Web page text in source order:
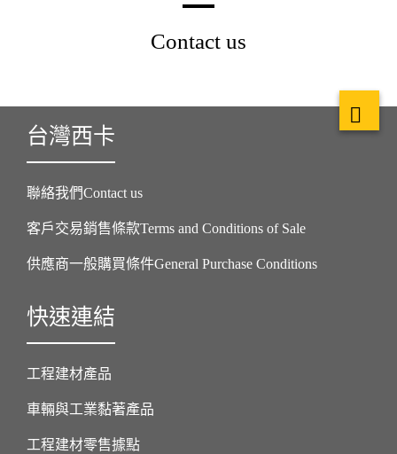
Contact us
台灣西卡
聯絡我們Contact us
客戶交易銷售條款Terms and Conditions of Sale
供應商一般購買條件General Purchase Conditions
快速連結
工程建材產品
車輛與工業黏著產品
工程建材零售據點